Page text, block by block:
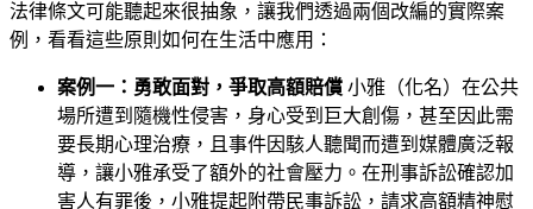
法律條文可能聽起來很抽象，讓我們透過兩個改編的實際案
例，看看這些原則如何在生活中應用：
案例一：勇敢面對，爭取高額賠償 小雅（化名）在公共
場所遭到隨機性侵害，身心受到巨大創傷，甚至因此需
要長期心理治療，且事件因駭人聽聞而遭到媒體廣泛報
導，讓小雅承受了額外的社會壓力。在刑事訴訟確認加
害人有罪後，小雅提起附帶民事訴訟，請求高額精神慰